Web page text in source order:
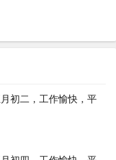
初二，工作愉快，平